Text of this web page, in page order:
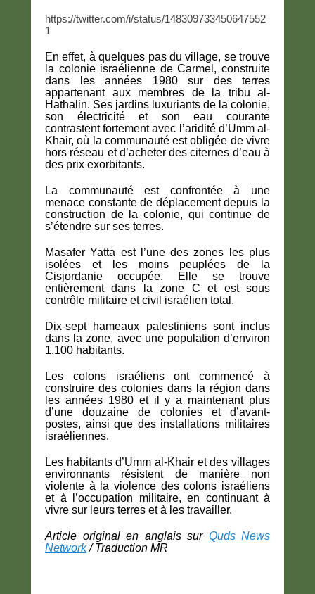
https://twitter.com/i/status/148309733450647552
1
En effet, à quelques pas du village, se trouve
la colonie israélienne de Carmel, construite
dans les années 1980 sur des terres
appartenant aux membres de la tribu al-
Hathalin. Ses jardins luxuriants de la colonie,
son électricité et son eau courante
contrastent fortement avec l’aridité d’Umm al-
Khair, où la communauté est obligée de vivre
hors réseau et d’acheter des citernes d’eau à
des prix exorbitants.
La communauté est confrontée à une
menace constante de déplacement depuis la
construction de la colonie, qui continue de
s’étendre sur ses terres.
Masafer Yatta est l’une des zones les plus
isolées et les moins peuplées de la
Cisjordanie occupée. Elle se trouve
entièrement dans la zone C et est sous
contrôle militaire et civil israélien total.
Dix-sept hameaux palestiniens sont inclus
dans la zone, avec une population d’environ
1.100 habitants.
Les colons israéliens ont commencé à
construire des colonies dans la région dans
les années 1980 et il y a maintenant plus
d’une douzaine de colonies et d’avant-
postes, ainsi que des installations militaires
israéliennes.
Les habitants d’Umm al-Khair et des villages
environnants résistent de manière non
violente à la violence des colons israéliens
et à l’occupation militaire, en continuant à
vivre sur leurs terres et à les travailler.
Article original en anglais sur Quds News
Network/ Traduction MR